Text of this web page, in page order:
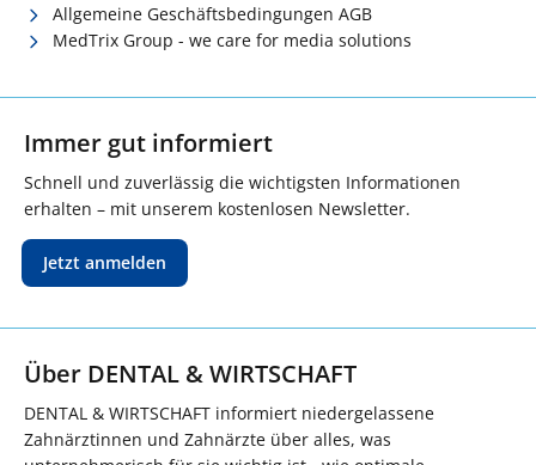
Allgemeine Geschäftsbedingungen AGB
MedTrix Group - we care for media solutions
Immer gut informiert
Schnell und zuverlässig die wichtigsten Informationen
erhalten – mit unserem kostenlosen Newsletter.
Jetzt anmelden
Über DENTAL & WIRTSCHAFT
DENTAL & WIRTSCHAFT informiert niedergelassene
Zahnärztinnen und Zahnärzte über alles, was